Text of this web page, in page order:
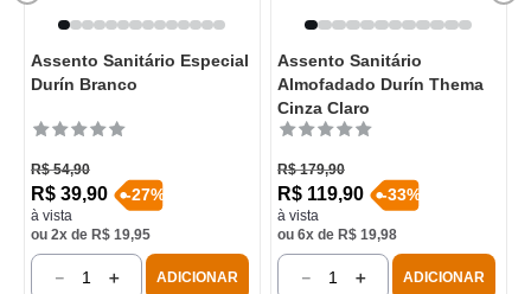
Assento Sanitário Especial
Durín Branco
R$ 54,90
R$ 39,90
à vista
-27%
ou 2x de R$ 19,95
＋
－ ADICIONAR
Assento Sanitário
Almofadado Durín Thema
Cinza Claro
R$ 179,90
R$ 119,90
à vista
-33%
ou 6x de R$ 19,98
＋
－ ADICIONAR